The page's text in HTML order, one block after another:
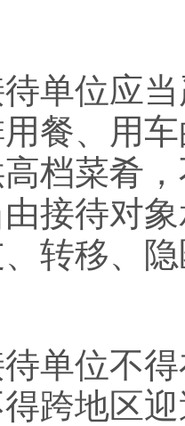
单位应
餐、用
档菜肴
由接待对
转移、
单位不
跨地区